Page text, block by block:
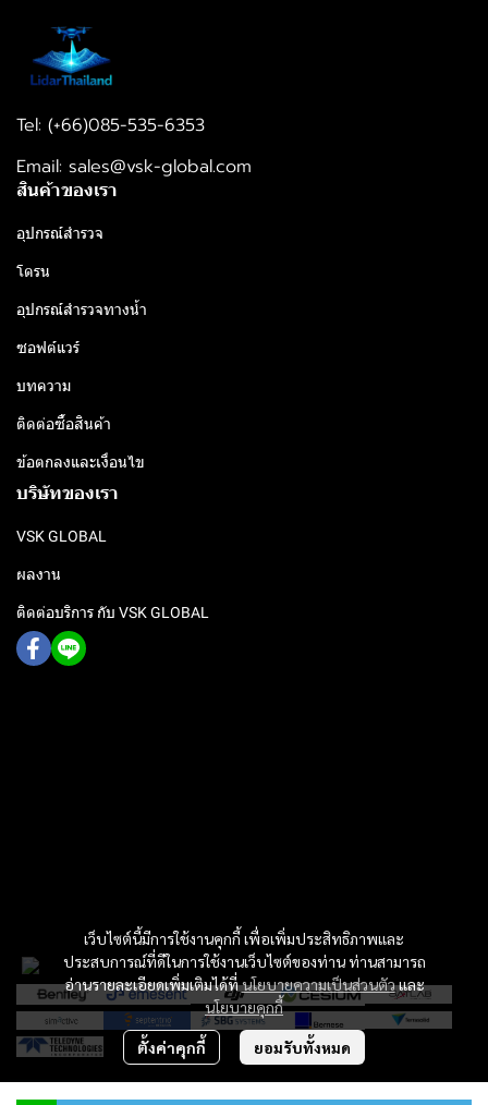
เว็บไซต์นี้มีการใช้งานคุกกี้ เพื่อเพิ่มประสิทธิภาพและ
ประสบการณ์ที่ดีในการใช้งานเว็บไซต์ของท่าน ท่านสามารถ
อ่านรายละเอียดเพิ่มเติมได้ที่นโยบายความเป็นส่วนตัวและ
นโยบายคุกกี้
ตั้งค่าคุกกี้ ยอมรับทั้งหมด
Tel: (+66)085-535-6353
Email: sales@vsk-global.com​​
สินค้าของเรา
อุปกรณ์สำรวจ
โดรน
อุปกรณ์สำรวจทางน้ำ
ซอฟต์แวร์
บทความ
ติดต่อซื้อสินค้า
ข้อตกลงและเงื่อนไข
บริษัทของเรา
VSK GLOBAL
ผลงาน
ติดต่อบริการ กับ VSK GLOBAL